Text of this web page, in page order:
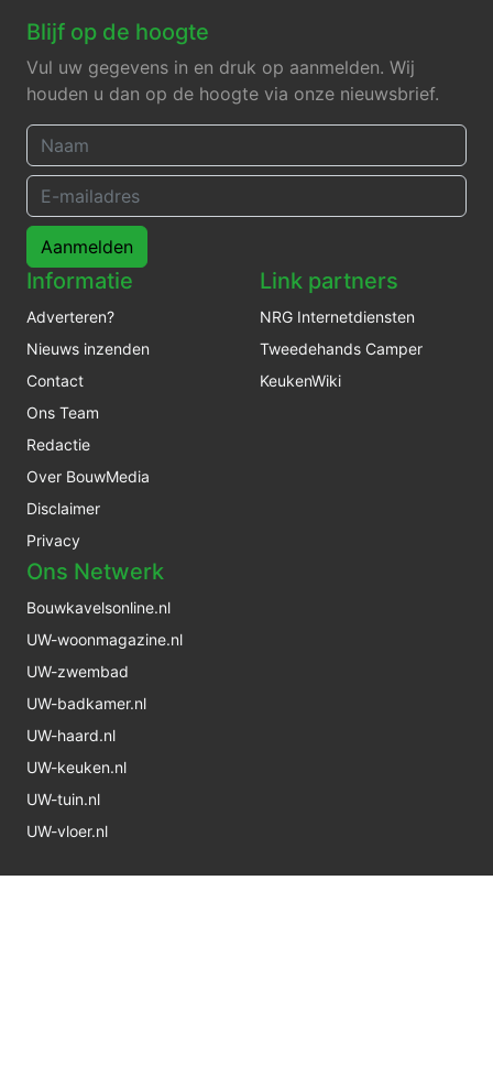
Blijf op de hoogte
Vul uw gegevens in en druk op aanmelden. Wij
houden u dan op de hoogte via onze nieuwsbrief.
Aanmelden
Informatie
Adverteren?
Nieuws inzenden
Contact
Ons Team
Redactie
Over BouwMedia
Disclaimer
Privacy
Link partners
NRG Internetdiensten
Tweedehands Camper
KeukenWiki
Ons Netwerk
Bouwkavelsonline.nl
UW-woonmagazine.nl
UW-zwembad
UW-badkamer.nl
UW-haard.nl
UW-keuken.nl
UW-tuin.nl
UW-vloer.nl